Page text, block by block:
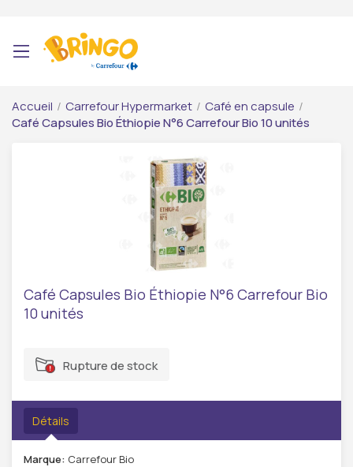
Accueil / Carrefour Hypermarket / Café en capsule /
Café Capsules Bio Éthiopie N°6 Carrefour Bio 10 unités
Café Capsules Bio Éthiopie N°6 Carrefour Bio
10 unités
Rupture de stock
Détails
Marque: Carrefour Bio